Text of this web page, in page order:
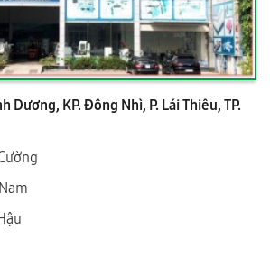
Dương, KP. Đông Nhì, P. Lái Thiêu, TP.